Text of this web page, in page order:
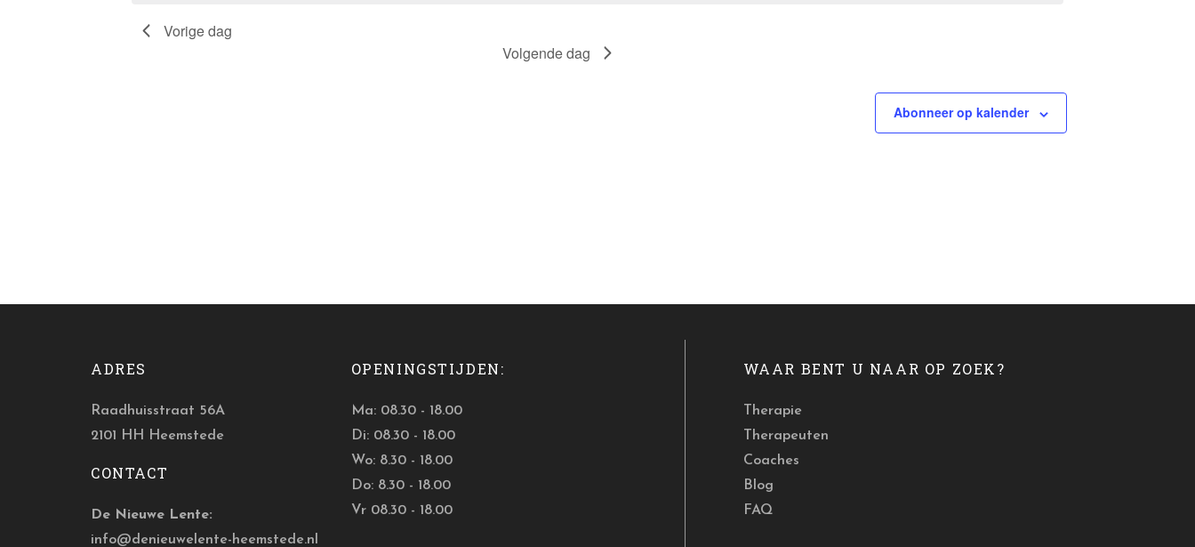
keyword.Vorige dag
Volgende dag
Abonneer op kalender
ADRES
Raadhuisstraat 56A
2101 HH Heemstede
CONTACT
De Nieuwe Lente:
info@denieuwelente-heemstede.nl
OPENINGSTIJDEN:
Ma: 08.30 - 18.00
Di: 08.30 - 18.00
Wo: 8.30 - 18.00
Do: 8.30 - 18.00
Vr 08.30 - 18.00
WAAR BENT U NAAR OP ZOEK?
Therapie
Therapeuten
Coaches
Blog
FAQ